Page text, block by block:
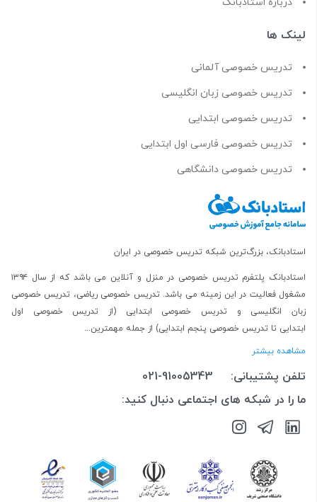
لینک ها
تدریس خصوصی آلمانی
تدریس خصوصی زبان انگلیسی
تدریس خصوصی ابتدایی
تدریس خصوصی فارسی اول ابتدایی
تدریس خصوصی دانشگاهی
استادبانک، بزرگ‌ترین شبکه تدریس خصوصی در ایران
استادبانک پلتفرم تدریس خصوصی در منزل و آنلاین
می باشد که از سال ۱۳۹۴
مشغول فعالیت در این زمینه می باشد.تدریس خصوصی ریاضی، تدریس خصوصی
زبان انگلیسی و تدریس خصوصی ابتدایی (از
تدریس خصوصی اول
ابتدایی تا تدریس خصوصی پنجم ابتدایی) از جمله مهمترین...
مشاهده بیشتر
تلفن پشتیبانی:
021-91005343
ما را در شبکه های اجتماعی دنبال کنید: